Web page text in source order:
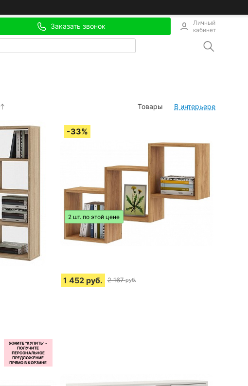
Заказать звонок
Личный
кабинет
Товары В интерьере
2 шт. по этой цене
1 452 руб. 2 167 руб.